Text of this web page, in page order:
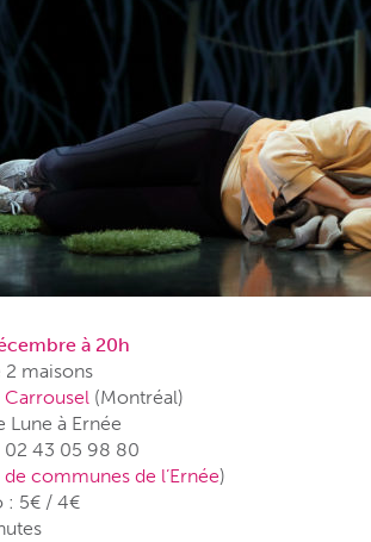
à 20h
2 maisons
(Montréal)
Lune à Ernée
02 43 05 98 80
communes de l’Ernée)
: 5€ / 4€